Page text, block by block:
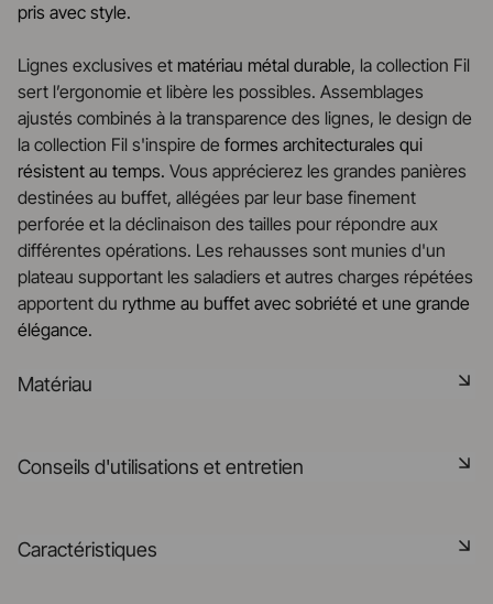
pris avec style.
Lignes exclusives et matériau métal durable, la collection Fil
sert l’ergonomie et libère les possibles. Assemblages
ajustés combinés à la transparence des lignes, le design de
la collection Fil s'inspire de formes architecturales qui
résistent au temps. Vous apprécierez les grandes panières
destinées au buffet, allégées par leur base finement
perforée et la déclinaison des tailles pour répondre aux
différentes opérations. Les rehausses sont munies d'un
plateau supportant les saladiers et autres charges répétées
apportent du rythme au buffet avec sobriété et une grande
élégance.
Matériau
que Revol a créé toute une gamme de supports multi-
très couvrante. Il est possible de trouver des finitions lisse
Conseils d'utilisations et entretien
Caractéristiques